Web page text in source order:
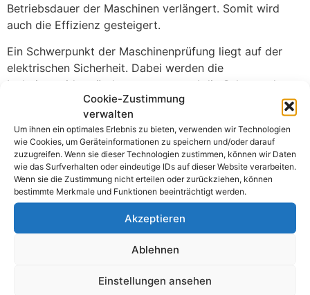
Cookie-Zustimmung
verwalten
Um ihnen ein optimales Erlebnis zu bieten, verwenden wir Technologien
wie Cookies, um Geräteinformationen zu speichern und/oder darauf
zuzugreifen. Wenn sie dieser Technologien zustimmen, können wir Daten
wie das Surfverhalten oder eindeutige IDs auf dieser Website verarbeiten.
Wenn sie die Zustimmung nicht erteilen oder zurückziehen, können
bestimmte Merkmale und Funktionen beeinträchtigt werden.
Akzeptieren
Ablehnen
Einstellungen ansehen
Betriebsdauer der Maschinen verlängert. Somit wird
auch die Effizienz gesteigert.
Ein Schwerpunkt der Maschinenprüfung liegt auf der
elektrischen Sicherheit. Dabei werden die
Isolationswiderstände gemessen und die Schutzerdung
überprüft. Weitere häufige Prüfkriterien sind:
Überprüfung der Not-Aus-Schaltungen
Kontrolle der elektrischen Steuerungen
Funktionsprüfung aller beweglichen Teile
Bewertung der Maschinenleistung unter Last
Diese Maßnahmen gewährleisten, dass die Maschinen
sicher und effizient arbeiten.
Die VDE-Standards bieten einen klaren Rahmen für die
Maschinenprüfung. Jede Maschine wird gemäß diesen
sich diese Standards als äußerst zuverlässig erwiesen.